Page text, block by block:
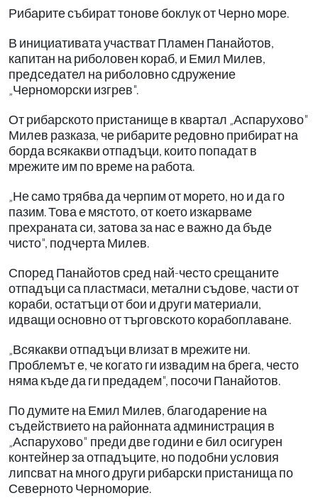
Рибарите събират тонове боклук от Черно море.
В инициативата участват Пламен Панайотов,
капитан на риболовен кораб, и Емил Милев,
председател на риболовно сдружение
„Черноморски изгрев".
От рибарското пристанище в квартал „Аспарухово"
Милев разказа, че рибарите редовно прибират на
борда всякакви отпадъци, които попадат в
мрежите им по време на работа.
„Не само трябва да черпим от морето, но и да го
пазим. Това е мястото, от което изкарваме
прехраната си, затова за нас е важно да бъде
чисто", подчерта Милев.
Според Панайотов сред най-често срещаните
отпадъци са пластмаси, метални съдове, части от
кораби, остатъци от бои и други материали,
идващи основно от търговското корабоплаване.
„Всякакви отпадъци влизат в мрежите ни.
Проблемът е, че когато ги извадим на брега, често
няма къде да ги предадем", посочи Панайотов.
По думите на Емил Милев, благодарение на
съдействието на районната администрация в
„Аспарухово" преди две години е бил осигурен
контейнер за отпадъците, но подобни условия
липсват на много други рибарски пристанища по
Северното Черноморие.